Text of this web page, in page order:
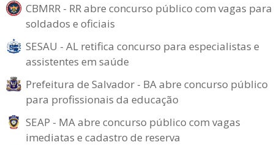
CBMRR - RR abre concurso público com vagas para
soldados e oficiais
SESAU - AL retifica concurso para especialistas e
assistentes em saúde
Prefeitura de Salvador - BA abre concurso público
para profissionais da educação
SEAP - MA abre concurso público com vagas
imediatas e cadastro de reserva